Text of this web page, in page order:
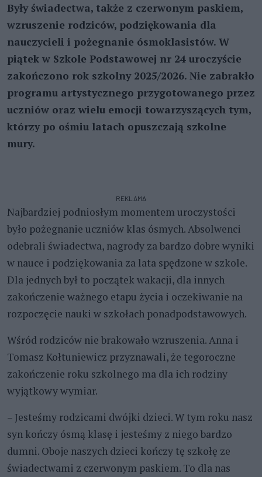
Były świadectwa, także z czerwonym paskiem,
wzruszenie rodziców, podziękowania dla
nauczycieli i pożegnanie ósmoklasistów. W
piątek w Szkole Podstawowej nr 24 uroczyście
zakończono rok szkolny 2025/2026. Nie zabrakło
programu artystycznego przygotowanego przez
uczniów oraz wielu emocji towarzyszących tym,
którzy po ośmiu latach opuszczają szkolne
mury.
REKLAMA
Najbardziej podniosłym momentem uroczystości
było pożegnanie uczniów klas ósmych. Absolwenci
odebrali świadectwa, nagrody za bardzo dobre wyniki
w nauce i podziękowania za lata spędzone w szkole.
Dla jednych był to początek wakacji, dla innych
zakończenie ważnego etapu życia i oczekiwanie na
rozpoczęcie nauki w szkołach ponadpodstawowych.
Wśród rodziców nie brakowało wzruszenia. Anna i
Tomasz Kołtuniewicz przyznawali, że tegoroczne
zakończenie roku szkolnego ma dla ich rodziny
wyjątkowy wymiar.
– Jesteśmy rodzicami dwójki dzieci. W tym roku nasz
syn kończy ósmą klasę i jesteśmy z niego bardzo
dumni. Oboje naszych dzieci kończy tę szkołę ze
świadectwami z czerwonym paskiem. To dla nas